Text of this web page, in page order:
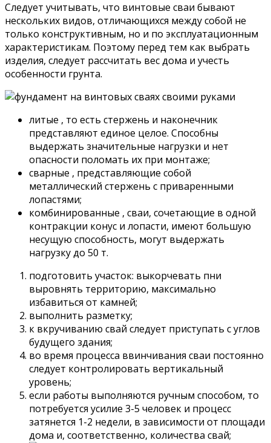
Следует учитывать, что винтовые сваи бывают
нескольких видов, отличающихся между собой не
только конструктивным, но и по эксплуатационным
характеристикам. Поэтому перед тем как выбрать
изделия, следует рассчитать вес дома и учесть
особенности грунта.
литые , то есть стержень и наконечник
представляют единое целое. Способны
выдержать значительные нагрузки и нет
опасности поломать их при монтаже;
сварные , представляющие собой
металлический стержень с приваренными
лопастями;
комбинированные , сваи, сочетающие в одной
контракции конус и лопасти, имеют большую
несущую способность, могут выдержать
нагрузку до 50 т.
подготовить участок: выкорчевать пни
выровнять территорию, максимально
избавиться от камней;
выполнить разметку;
к вкручиванию свай следует приступать с углов
будущего здания;
во время процесса ввинчивания сваи постоянно
следует контролировать вертикальный
уровень;
если работы выполняются ручным способом, то
потребуется усилие 3-5 человек и процесс
затянется 1-2 недели, в зависимости от площади
дома и, соответственно, количества свай;